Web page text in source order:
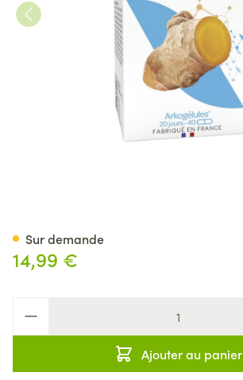
14,99 €
Ajouter au panier
Sur demande